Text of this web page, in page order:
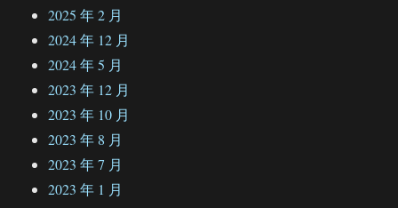
2025 年 2 月
2024 年 12 月
2024 年 5 月
2023 年 12 月
2023 年 10 月
2023 年 8 月
2023 年 7 月
2023 年 1 月